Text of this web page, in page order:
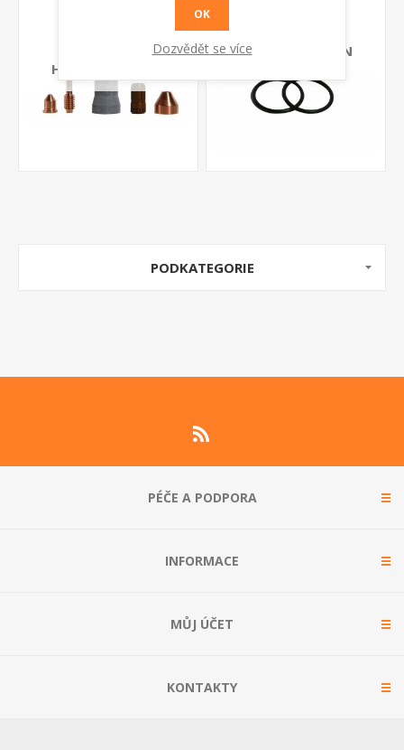
PLAZMOVÝCH
HOŘÁKŮ TELWIN
HOŘÁKŮ TELWIN
PODKATEGORIE
PÉČE A PODPORA
INFORMACE
MŮJ ÚČET
KONTAKTY
OK
Dozvědět se více